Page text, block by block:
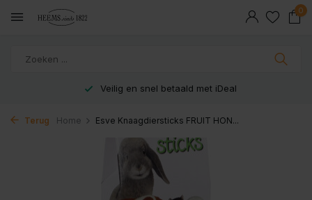
0
Veilig en snel betaald met iDeal
Terug Home Esve Knaagdiersticks FRUIT HON...